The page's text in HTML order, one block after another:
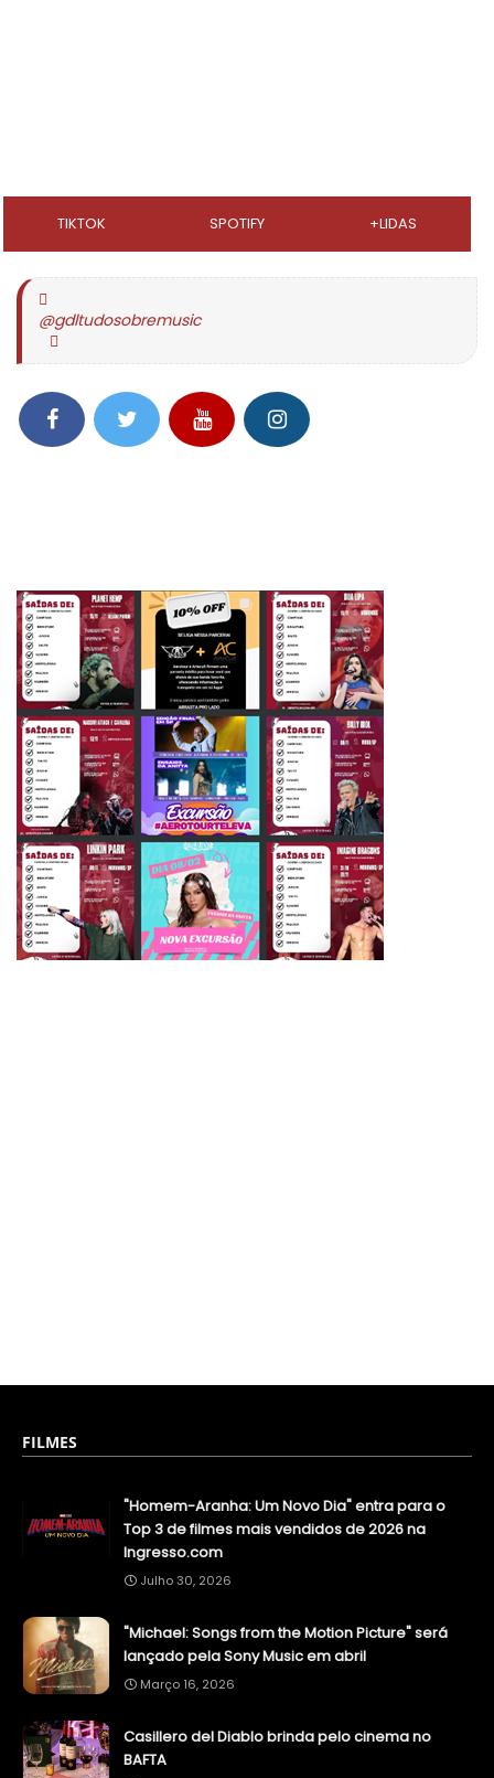
TIKTOK SPOTIFY +LIDAS
@gdltudosobremusic
FILMES
"Homem-Aranha: Um Novo Dia" entra para o
Top 3 de filmes mais vendidos de 2026 na
Ingresso.com
Julho 30, 2026
"Michael: Songs from the Motion Picture" será
lançado pela Sony Music em abril
Março 16, 2026
Casillero del Diablo brinda pelo cinema no
BAFTA